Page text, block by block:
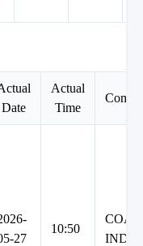
Date
Actual
Time
27
10:50
COAL
INDIA